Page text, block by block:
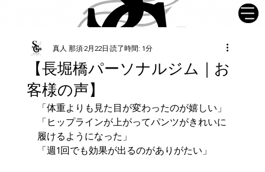
【長堀橋パーソナルジム｜お
客様の声】
真人 那須2月22日 読了時間: 1分
「体重よりも見た目が変わったのが嬉しい」
「ヒップラインが上がってパンツがきれいに
履けるようになった」
「週1回でも効果が出るのがありがたい」